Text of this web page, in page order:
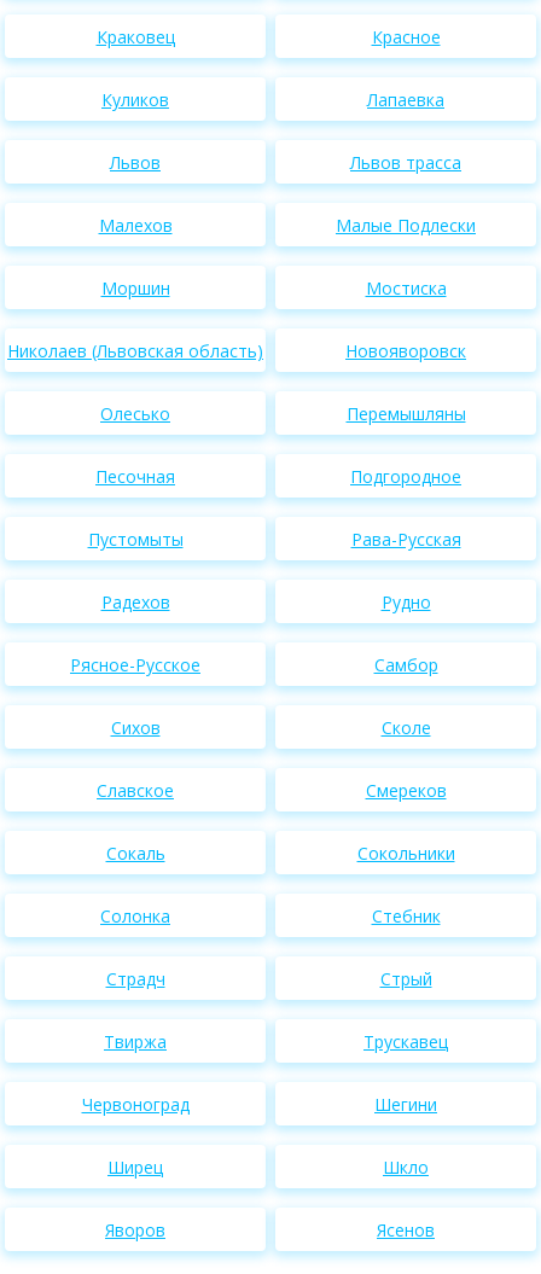
Краковец Красное
Куликов Лапаевка
Львов Львов трасса
Малехов Малые Подлески
Моршин Мостиска
Николаев (Львовская область) Новояворовск
Олесько Перемышляны
Песочная Подгородное
Пустомыты Рава-Русская
Радехов Рудно
Рясное-Русское Самбор
Сихов Сколе
Славское Смереков
Сокаль Сокольники
Солонка Стебник
Страдч Стрый
Твиржа Трускавец
Червоноград Шегини
Ширец Шкло
Яворов Ясенов